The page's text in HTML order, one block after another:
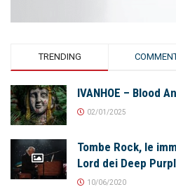
TRENDING
IVANHOE – Blood
02/01/2025
Tombe Rock, le
Lord dei Deep
10/06/2020